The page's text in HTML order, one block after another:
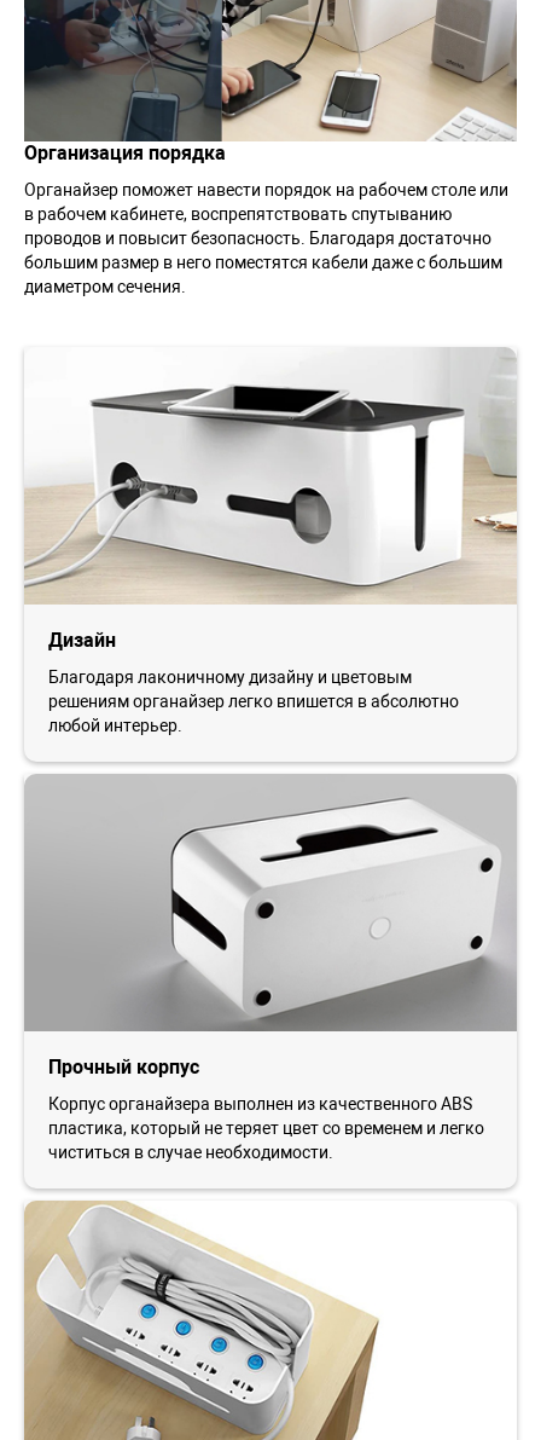
Организация порядка
Органайзер поможет навести порядок на рабочем столе или
в рабочем кабинете, воспрепятствовать спутыванию
проводов и повысит безопасность. Благодаря достаточно
большим размер в него поместятся кабели даже с большим
диаметром сечения.
Дизайн
Благодаря лаконичному дизайну и цветовым
решениям органайзер легко впишется в абсолютно
любой интерьер.
Прочный корпус
Корпус органайзера выполнен из качественного ABS
пластика, который не теряет цвет со временем и легко
чиститься в случае необходимости.